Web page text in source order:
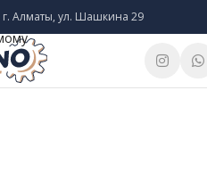
г. Алматы, ул. Шашкина 29